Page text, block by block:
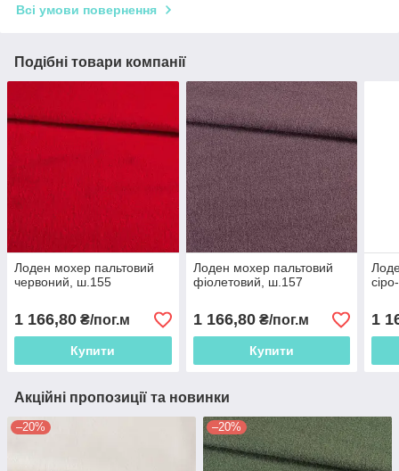
Всі умови повернення
Подібні товари компанії
Лоден мохер пальтовий
червоний, ш.155
1 166,80 ₴/пог.м
Купити
Лоден мохер пальтовий
фіолетовий, ш.157
1 166,80₴/пог.м
Купити
1
Акційні пропозиції та новинки
–20% –20%